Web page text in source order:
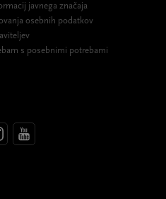
javnega značaja
osebnih podatkov
s posebnimi potrebami